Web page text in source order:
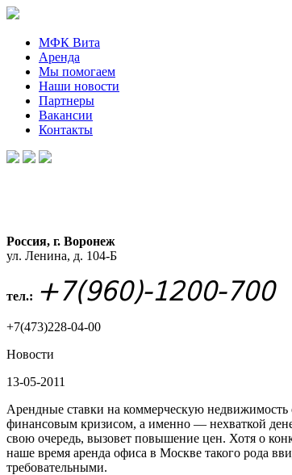
МФК Вита
Аренда
Мы помогаем
Наши новости
Партнеры
Вакансии
Контакты
Россия, г. Воронеж
ул. Ленина, д. 104-Б
тел.: +7(960)-1200-700
+7(473)228-04-00
Новости
13-05-2011
Арендные ставки на коммерческую недвижимость
финансовым кризисом, а именно — нехваткой
свою очередь, вызовет повышение цен. Хотя о
наше время аренда офиса в Москве такого рода
требовательными.